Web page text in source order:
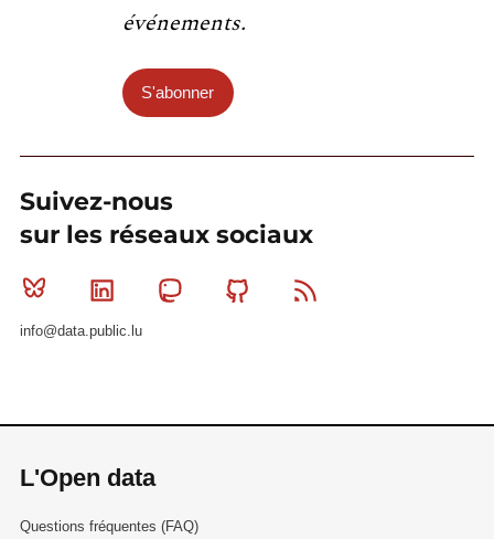
événements.
S'abonner
Suivez-nous
sur les réseaux sociaux
Bluesky Linkedin MastodonGithub
info@data.public.lu
L'Open data
Questions fréquentes (FAQ)